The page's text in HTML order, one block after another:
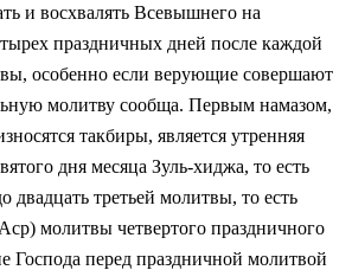
и восхвалять Всевышнего на
праздничных дней после каждой
особенно если верующие совершают
молитву сообща. Первым намазом,
такбиры, является утренняя
дня месяца Зуль-хиджа, то есть
двадцать третьей молитвы, то есть
молитвы четвертого праздничного
Господа перед праздничной молитвой